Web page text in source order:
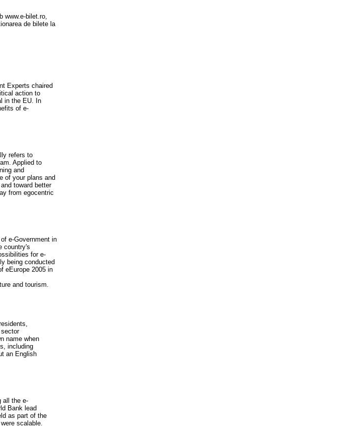
www.e-bilet.ro,
de bilete la
Experts chaired
action to
in the EU. In
of e-
refers to
Applied to
and
of your plans and
toward better
from egocentric
e-Government in
country's
for e-
being conducted
eEurope 2005 in
and tourism.
name when
including
an English
all the e-
Bank lead
as part of the
scalable.